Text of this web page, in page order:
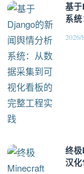
基
系
2026/
终
汉